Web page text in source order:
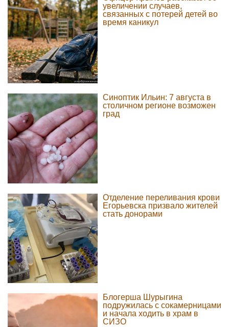
увеличении случаев,
связанных с потерей детей во
время каникул
Синоптик Ильин: 7 августа в
столичном регионе возможен
град
Отделение переливания крови
Егорьевска призвало жителей
стать донорами
Блогерша Шурыгина
подружилась с сокамерницами
и начала ходить в храм в
СИЗО